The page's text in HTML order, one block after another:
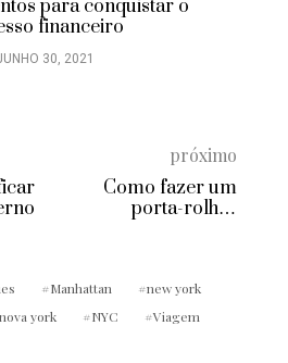
para conquistar o
financeiro
30, 2021
próximo
Como fazer um
porta-rolhas
Manhattan
new york
nova york NYC Viagem